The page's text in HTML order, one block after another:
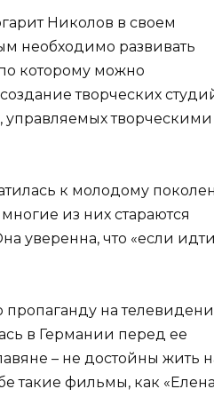
Николов в своем
необходимо развивать
которому можно
творческих
управляемых творческими
к молодому
из них стараются
уверенна, что «если
на
в Германии перед ее
– не достойны жить
такие фильмы, как